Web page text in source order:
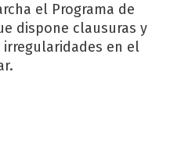
el Programa de
dispone clausuras y
en el